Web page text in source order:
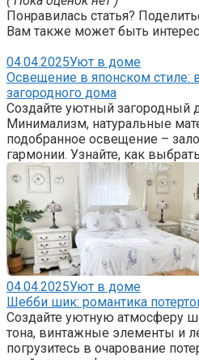
Понравилась статья?
Вам также может быть
04.04.2025Уют в доме
Освещение в японском стиле:
загородного дома
Создайте уютный загородный
Минимализм, натуральные
подобранное освещение –
гармонии. Узнайте, как
04.04.2025Уют в доме
Шебби шик: романтика
Создайте уютную атмосферу
тона, винтажные элементы и
погрузитесь в очарование